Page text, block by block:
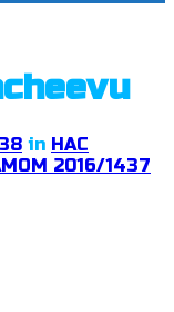
in НАС
2016/1437